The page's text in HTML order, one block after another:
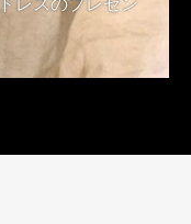
レスのプレゼン